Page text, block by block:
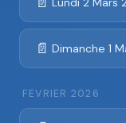
📄 Dimanche 1
FEVRIER 2026